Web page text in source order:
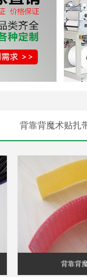
背靠背魔术贴扎
背靠背